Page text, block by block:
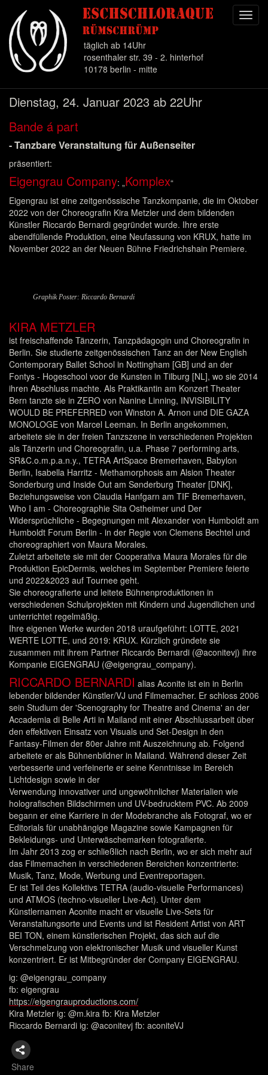
Direkt
zum
täglich ab 14Uhr
rosenthaler str. 39 - 2. hinterhof
10178 berlin - mitte
Dienstag, 24. Januar 2023 ab 22Uhr
Bande á part
- Tanzbare Veranstaltung für Außenseiter
präsentiert:
Eigengrau Company: „Komplex“
Eigengrau ist eine zeitgenössische Tanzkompanie, die im Oktober
2022 von der Choreografin Kira Metzler und dem bildenden
Künstler Riccardo Bernardi gegründet wurde. Ihre erste
abendfüllende Produktion, eine Neufassung von KRUX, hatte im
November 2022 an der Neuen Bühne Friedrichshain Premiere.
Graphik Poster: Riccardo Bernardi
KIRA METZLER
ist freischaffende Tänzerin, Tanzpädagogin und Choreografin in
Berlin. Sie studierte zeitgenössischen Tanz an der New English
Contemporary Ballet School in Nottingham [GB] und an der
Fontys - Hogeschool voor de Kunsten in Tilburg [NL], wo sie 2014
ihren Abschluss machte. Als Praktikantin am Konzert Theater
Bern tanzte sie in ZERO von Nanine Linning, INVISIBILITY
WOULD BE PREFERRED von Winston A. Arnon und DIE GAZA
MONOLOGE von Marcel Leeman. In Berlin angekommen,
arbeitete sie in der freien Tanzszene in verschiedenen Projekten
als Tänzerin und Choreografin, u.a. Phase 7 performing.arts,
SR&C.o.m.p.a.n.y., TETRA ArtSpace Bremerhaven, Babylon
Berlin, Isabella Harritz - Methamorphosis am Alsion Theater
Sonderburg und Inside Out am Sønderburg Theater [DNK],
Beziehungsweise von Claudia Hanfgarn am TIF Bremerhaven,
Who I am - Choreographie Sita Ostheimer und Der
Widersprüchliche - Begegnungen mit Alexander von Humboldt am
Humboldt Forum Berlin - in der Regie von Clemens Bechtel und
choreographiert von Maura Morales.
Zuletzt arbeitete sie mit der Cooperativa Maura Morales für die
Produktion EpicDermis, welches im September Premiere feierte
und 2022&2023 auf Tournee geht.
Sie choreografierte und leitete Bühnenproduktionen in
verschiedenen Schulprojekten mit Kindern und Jugendlichen und
unterrichtet regelmäßig.
Ihre eigenen Werke wurden 2018 uraufgeführt: LOTTE, 2021
WERTE LOTTE, und 2019: KRUX. Kürzlich gründete sie
zusammen mit ihrem Partner Riccardo Bernardi (@aconitevj) ihre
Kompanie EIGENGRAU (@eigengrau_company).
RICCARDO BERNARDI alias Aconite ist ein in Berlin
lebender bildender Künstler/VJ und Filmemacher. Er schloss 2006
sein Studium der 'Scenography for Theatre and Cinema' an der
Accademia di Belle Arti in Mailand mit einer Abschlussarbeit über
den effektiven Einsatz von Visuals und Set-Design in den
Fantasy-Filmen der 80er Jahre mit Auszeichnung ab. Folgend
arbeitete er als Bühnenbildner in Mailand. Während dieser Zeit
verbesserte und verfeinerte er seine Kenntnisse im Bereich
Lichtdesign sowie in der
Verwendung innovativer und ungewöhnlicher Materialien wie
holografischen Bildschirmen und UV-bedrucktem PVC. Ab 2009
begann er eine Karriere in der Modebranche als Fotograf, wo er
Editorials für unabhängige Magazine sowie Kampagnen für
Bekleidungs- und Unterwäschemarken fotografierte.
Im Jahr 2013 zog er schließlich nach Berlin, wo er sich mehr auf
das Filmemachen in verschiedenen Bereichen konzentrierte:
Musik, Tanz, Mode, Werbung und Eventreportagen.
Er ist Teil des Kollektivs TETRA (audio-visuelle Performances)
und ATMOS (techno-visueller Live-Act). Unter dem
Künstlernamen Aconite macht er visuelle Live-Sets für
Veranstaltungsorte und Events und ist Resident Artist von ART
BEI TON, einem künstlerischen Projekt, das sich auf die
Verschmelzung von elektronischer Musik und visueller Kunst
konzentriert. Er ist Mitbegründer der Company EIGENGRAU.
ig: @eigengrau_company
fb: eigengrau
https://eigengrauproductions.com/
Kira Metzler ig: @m.kira fb: Kira Metzler
Riccardo Bernardi ig: @aconitevj fb: aconiteVJ
Share